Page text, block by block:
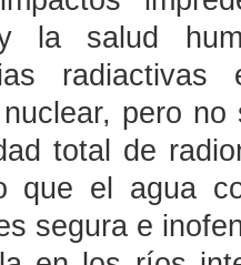
la salud
pero
total de
que el agua
segura e